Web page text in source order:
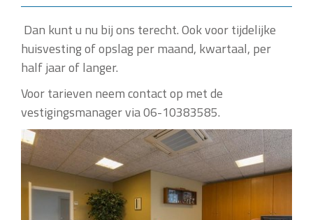
Dan kunt u nu bij ons terecht. Ook voor tijdelijke
huisvesting of opslag per maand, kwartaal, per
half jaar of langer.
Voor tarieven neem contact op met de
vestigingsmanager via 06-10383585.